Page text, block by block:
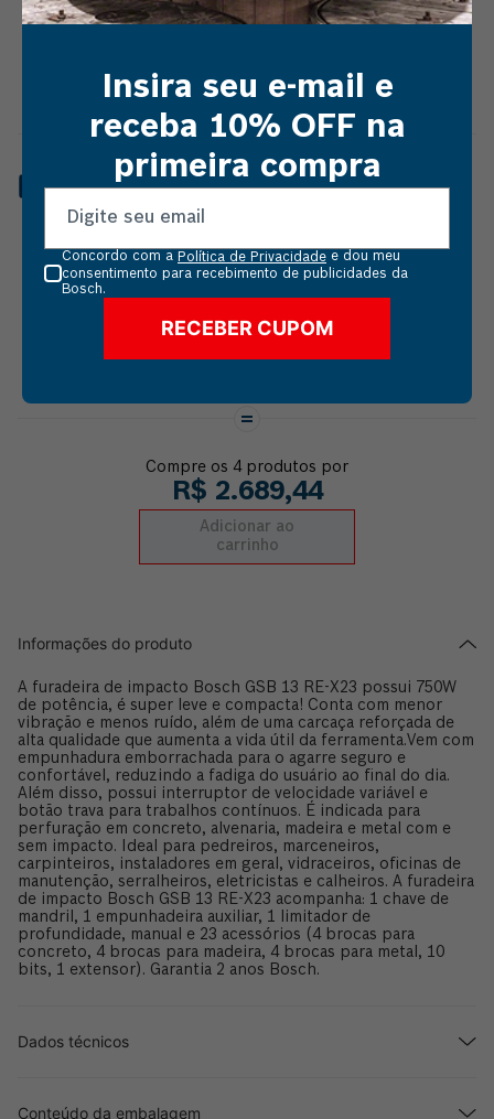
CUPOM: VAIDEBOSCH
TALHADEIRA BOSCH SDS-
Resseg Sul
R$ 32,44
Compre os 4produtos por
R$ 2.689,44
Adicionar ao
carrinho
Informações do produto
A furadeira de impacto Bosch GSB 13 RE-X23 possui 750W
de potência, é super leve e compacta! Conta com menor
vibração e menos ruído, além de uma carcaça reforçada de
alta qualidade que aumenta a vida útil da ferramenta.Vem com
empunhadura emborrachada para o agarre seguro e
confortável, reduzindo a fadiga do usuário ao final do dia.
Além disso, possui interruptor de velocidade variável e
botão trava para trabalhos contínuos. É indicada para
perfuração em concreto, alvenaria, madeira e metal com e
sem impacto. Ideal para pedreiros, marceneiros,
carpinteiros, instaladores em geral, vidraceiros, oficinas de
manutenção, serralheiros, eletricistas e calheiros. A furadeira
de impacto Bosch GSB 13 RE-X23 acompanha: 1 chave de
mandril, 1 empunhadeira auxiliar, 1 limitador de
profundidade, manual e 23 acessórios (4 brocas para
concreto, 4 brocas para madeira, 4 brocas para metal, 10
bits, 1 extensor). Garantia 2 anos Bosch.
Dados técnicos
Conteúdo da embalagem
Insira seu e-mail e
receba 10% OFF na
primeira compra
Concordo com a Política de Privacidade e dou meu
consentimento para recebimento de publicidades da
Bosch.
RECEBER CUPOM